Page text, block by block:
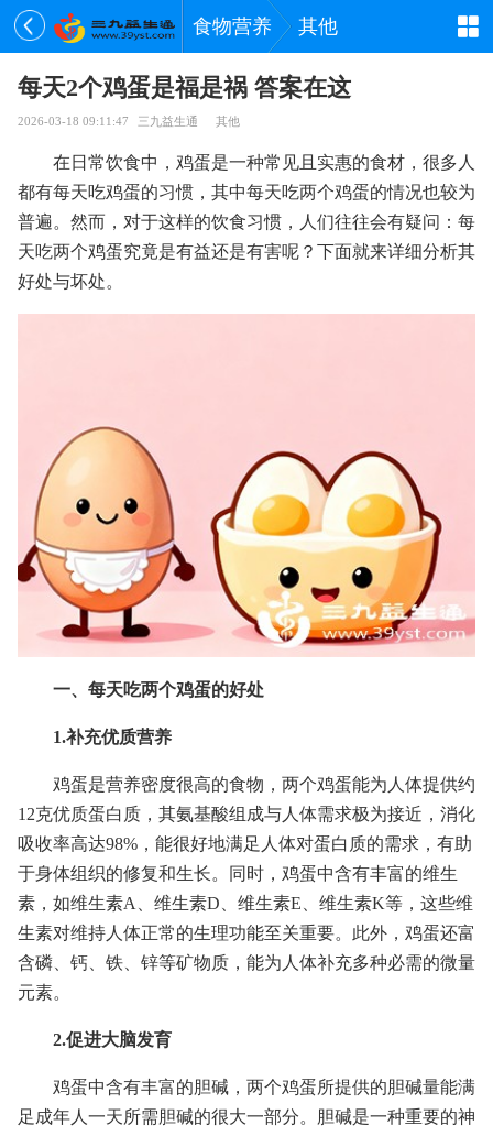
食物营养 其他
每天2个鸡蛋是福是祸 答案在这
2026-03-18 09:11:47 三九益生通 其他
在日常饮食中，鸡蛋是一种常见且实惠的食材，很多人
都有每天吃鸡蛋的习惯，其中每天吃两个鸡蛋的情况也较为
普遍。然而，对于这样的饮食习惯，人们往往会有疑问：每
天吃两个鸡蛋究竟是有益还是有害呢？下面就来详细分析其
好处与坏处。
一、每天吃两个鸡蛋的好处
1.补充优质营养
鸡蛋是营养密度很高的食物，两个鸡蛋能为人体提供约
12克优质蛋白质，其氨基酸组成与人体需求极为接近，消化
吸收率高达98%，能很好地满足人体对蛋白质的需求，有助
于身体组织的修复和生长。同时，鸡蛋中含有丰富的维生
素，如维生素A、维生素D、维生素E、维生素K等，这些维
生素对维持人体正常的生理功能至关重要。此外，鸡蛋还富
含磷、钙、铁、锌等矿物质，能为人体补充多种必需的微量
元素。
2.促进大脑发育
鸡蛋中含有丰富的胆碱，两个鸡蛋所提供的胆碱量能满
足成年人一天所需胆碱的很大一部分。胆碱是一种重要的神